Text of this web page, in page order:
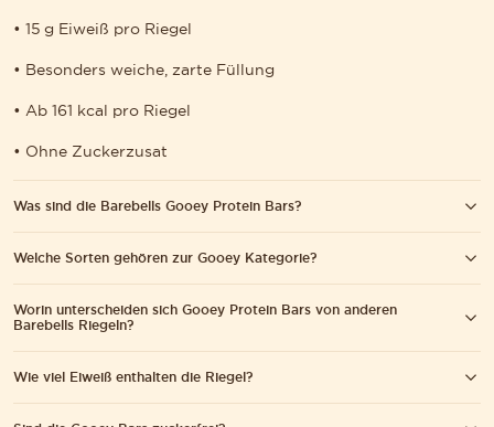
• 15 g Eiweiß pro Riegel
• Besonders weiche, zarte Füllung
• Ab 161 kcal pro Riegel
• Ohne Zuckerzusat
Was sind die Barebells Gooey Protein Bars?
Die Gooey Protein Bars sind unsere zart gefüllten
Proteinriegel mit besonders weicher Konsistenz und einem
cremigen Core. Sie kombinieren intensiven Geschmack mit
15 g Protein pro Riegel, ohne zugesetzten Zucker und nur ca.
161 kcal – ideal für bewussten Genuss.
Welche Sorten gehören zur Gooey Kategorie?
Aktuell findest du zwei Sorten in der Gooey Kategorie:
• Chocolate Spread – mit ultraweicher Schokofüllung
Worin unterscheiden sich Gooey Protein Bars von anderen
Barebells Riegeln?
Im Vergleich zu unseren Original oder Soft Bars haben die
Gooey Bars einen besonders weichen, gefüllten Kern, der an
Wie viel Eiweiß enthalten die Riegel?